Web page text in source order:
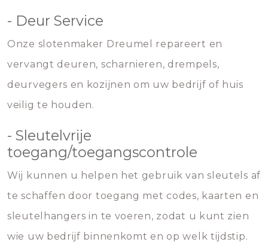
- Deur Service
Onze slotenmaker Dreumel repareert en
vervangt deuren, scharnieren, drempels,
deurvegers en kozijnen om uw bedrijf of huis
veilig te houden.
- Sleutelvrije
toegang/toegangscontrole
Wij kunnen u helpen het gebruik van sleutels af
te schaffen door toegang met codes, kaarten en
sleutelhangers in te voeren, zodat u kunt zien
wie uw bedrijf binnenkomt en op welk tijdstip.